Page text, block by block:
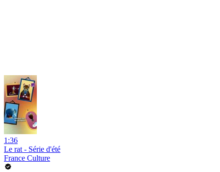
1:36
Le rat - Série d'été
France Culture